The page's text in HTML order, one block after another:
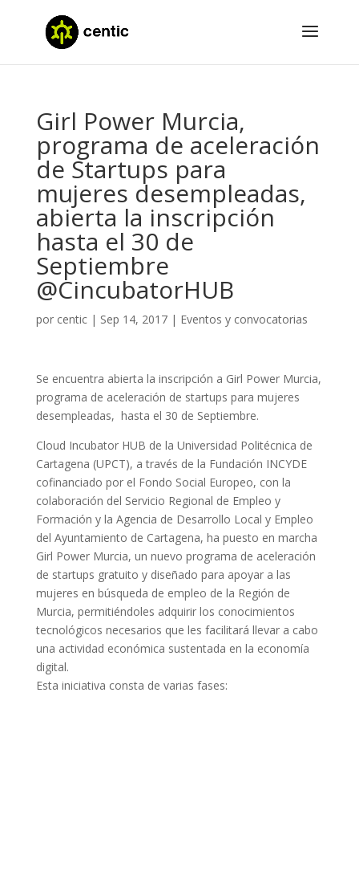
Girl Power Murcia,
programa de aceleración
de Startups para
mujeres desempleadas,
abierta la inscripción
hasta el 30 de
Septiembre
@CincubatorHUB
por centic| Sep 14, 2017| Eventos y convocatorias
Se encuentra abierta la inscripción a Girl Power Murcia,
programa de aceleración de startups para mujeres
desempleadas, hasta el 30 de Septiembre.
Cloud Incubator HUB de la Universidad Politécnica de
Cartagena (UPCT), a través de la Fundación INCYDE
cofinanciado por el Fondo Social Europeo, con la
colaboración del Servicio Regional de Empleo y
Formación y la Agencia de Desarrollo Local y Empleo
del Ayuntamiento de Cartagena, ha puesto en marcha
Girl Power Murcia, un nuevo programa de aceleración
de startups gratuito y diseñado para apoyar a las
mujeres en búsqueda de empleo de la Región de
Murcia, permitiéndoles adquirir los conocimientos
tecnológicos necesarios que les facilitará llevar a cabo
una actividad económica sustentada en la economía
digital.
Esta iniciativa consta de varias fases: